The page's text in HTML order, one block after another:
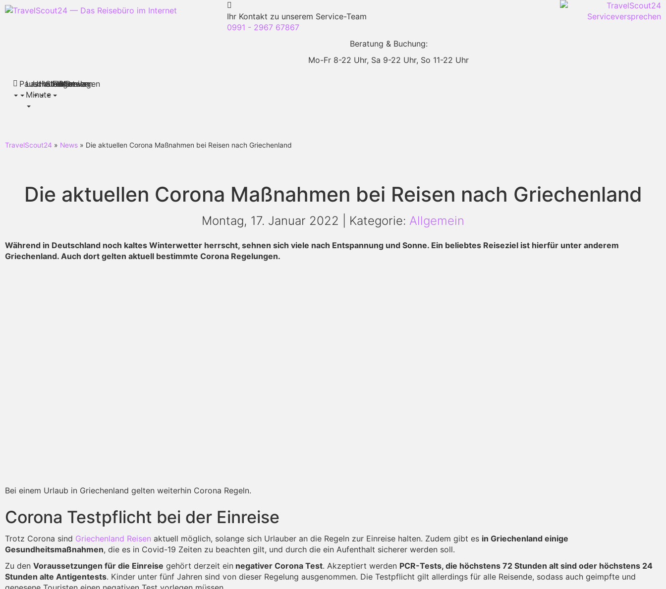
Ihr Kontakt zu unserem Service-Team
0991 - 2967 67867
Beratung & Buchung:
Mo-Fr 8-22 Uhr, Sa 9-22 Uhr, So 11-22 Uhr
Pauschalreisen
Last
Minute
Urlaubsthemen
Hotels
Städtereisen
Flüge
Mietwagen
Deals
TravelScout24 » News » Die aktuellen Corona Maßnahmen bei Reisen nach Griechenland
Die aktuellen Corona Maßnahmen bei Reisen nach Griechenland
Montag, 17. Januar 2022 | Kategorie: Allgemein
Während in Deutschland noch kaltes Winterwetter herrscht, sehnen sich viele nach Entspannung und Sonne. Ein beliebtes Reiseziel ist hierfür unter anderem
Griechenland. Auch dort gelten aktuell bestimmte Corona Regelungen.
Bei einem Urlaub in Griechenland gelten weiterhin Corona Regeln.
Corona Testpflicht bei der Einreise
Trotz Corona sind Griechenland Reisen aktuell möglich, solange sich Urlauber an die Regeln zur Einreise halten. Zudem gibt es in Griechenland einige
Gesundheitsmaßnahmen, die es in Covid-19 Zeiten zu beachten gilt, und durch die ein Aufenthalt sicherer werden soll.
Zu den Voraussetzungen für die Einreise gehört derzeit ein negativer Corona Test. Akzeptiert werden PCR-Tests, die höchstens 72 Stunden alt sind oder höchstens 24
Stunden alte Antigentests. Kinder unter fünf Jahren sind von dieser Regelung ausgenommen. Die Testpflicht gilt allerdings für alle Reisende, sodass auch geimpfte und